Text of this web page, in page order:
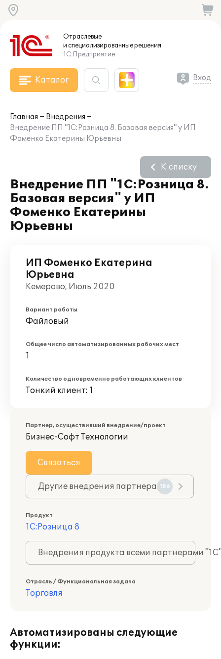
Отраслевые
и специализированныерешения
1С:Предприятие
Каталог Вход
Главная
Внедрения
Внедрение ПП "1С:Розница 8. Базовая версия" у ИП
Фоменко Екатерины Юрьевны
Внедрение ПП "1С:Розница 8.
Базовая версия" у ИП
Фоменко Екатерины
Юрьевны
К списку
ИП Фоменко Екатерина
Юрьевна
Кемерово, Июль 2020
Вариант работы
Файловый
Общее число автоматизированных рабочих мест
1
Количество одновременно работающих клиентов
Тонкий клиент: 1
Партнер, осуществивший внедрение/проект
Бизнес-Софт Технологии
Связаться
Другие внедрения партнера 186
Продукт
1С:Розница 8
Внедрения продукта всеми партнерами
Отрасль / Функциональная задача
Торговля
Автоматизированы следующие
функции: